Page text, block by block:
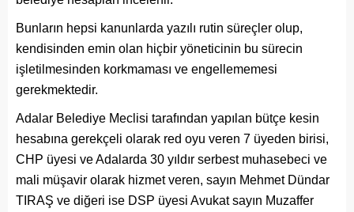
Bunların hepsi kanunlarda yazılı rutin süreçler olup,
kendisinden emin olan hiçbir yöneticinin bu sürecin
işletilmesinden korkmaması ve engellememesi
gerekmektedir.
Adalar Belediye Meclisi tarafından yapılan bütçe kesin
hesabına gerekçeli olarak red oyu veren 7 üyeden birisi,
CHP üyesi ve Adalarda 30 yıldır serbest muhasebeci ve
mali müşavir olarak hizmet veren, sayın Mehmet Dündar
TIRAŞ ve diğeri ise DSP üyesi Avukat sayın Muzaffer